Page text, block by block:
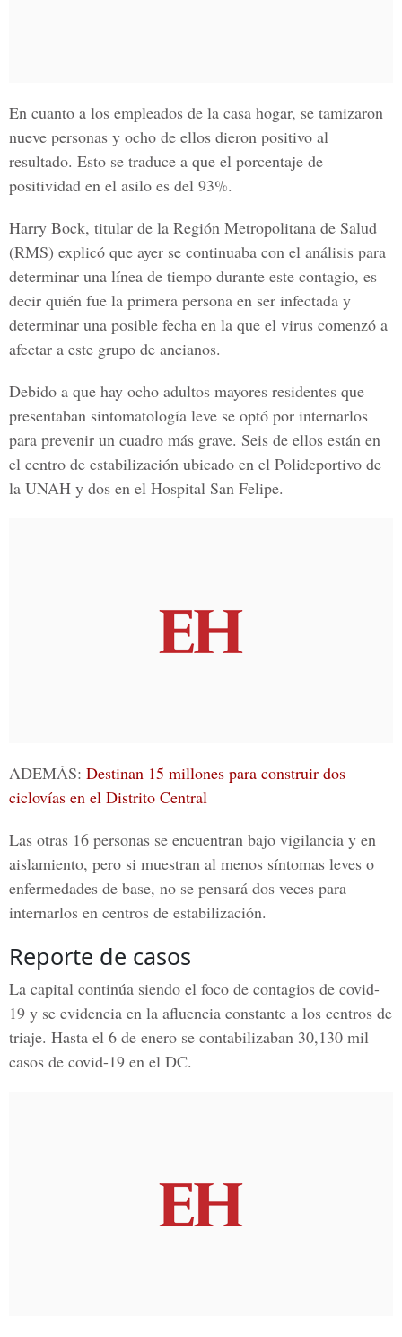
En cuanto a los empleados de la casa hogar, se tamizaron
nueve personas y ocho de ellos dieron positivo al
resultado. Esto se traduce a que el porcentaje de
positividad en el asilo es del 93%.
Harry Bock, titular de la Región Metropolitana de Salud
(RMS) explicó que ayer se continuaba con el análisis para
determinar una línea de tiempo durante este contagio, es
decir quién fue la primera persona en ser infectada y
determinar una posible fecha en la que el virus comenzó a
afectar a este grupo de ancianos.
Debido a que hay ocho adultos mayores residentes que
presentaban sintomatología leve se optó por internarlos
para prevenir un cuadro más grave. Seis de ellos están en
el centro de estabilización ubicado en el Polideportivo de
la UNAH y dos en el Hospital San Felipe.
ADEMÁS: Destinan 15 millones para construir dos
ciclovías en el Distrito Central
Las otras 16 personas se encuentran bajo vigilancia y en
aislamiento, pero si muestran al menos síntomas leves o
enfermedades de base, no se pensará dos veces para
internarlos en centros de estabilización.
Reporte de casos
La capital continúa siendo el foco de contagios de covid-
19 y se evidencia en la afluencia constante a los centros de
triaje. Hasta el 6 de enero se contabilizaban 30,130 mil
casos de covid-19 en el DC.